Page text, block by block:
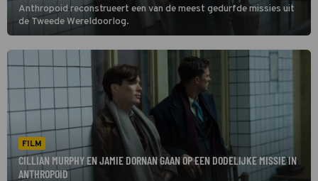
Anthropoid reconstrueert een van de meest gedurfde missies uit
de Tweede Wereldoorlog.
FILM
CILLIAN MURPHY EN JAMIE DORNAN GAAN OP EEN DODELIJKE MISSIE IN
ANTHROPOID